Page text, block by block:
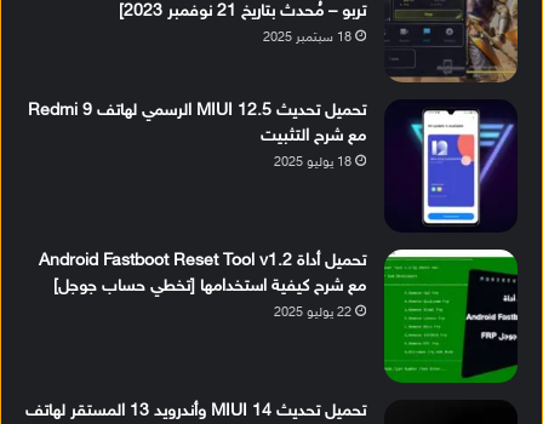
تربو – مُحدث بتاريخ 21 نوفمبر 2023]
18 سبتمبر 2025
تحميل تحديث MIUI 12.5 الرسمي لهاتف Redmi 9
مع شرح التثبيت
18 يوليو 2025
تحميل أداة Android Fastboot Reset Tool v1.2
مع شرح كيفية استخدامها [تخطي حساب جوجل]
22 يوليو 2025
تحميل تحديث MIUI 14 وأندرويد 13 المستقر لهاتف